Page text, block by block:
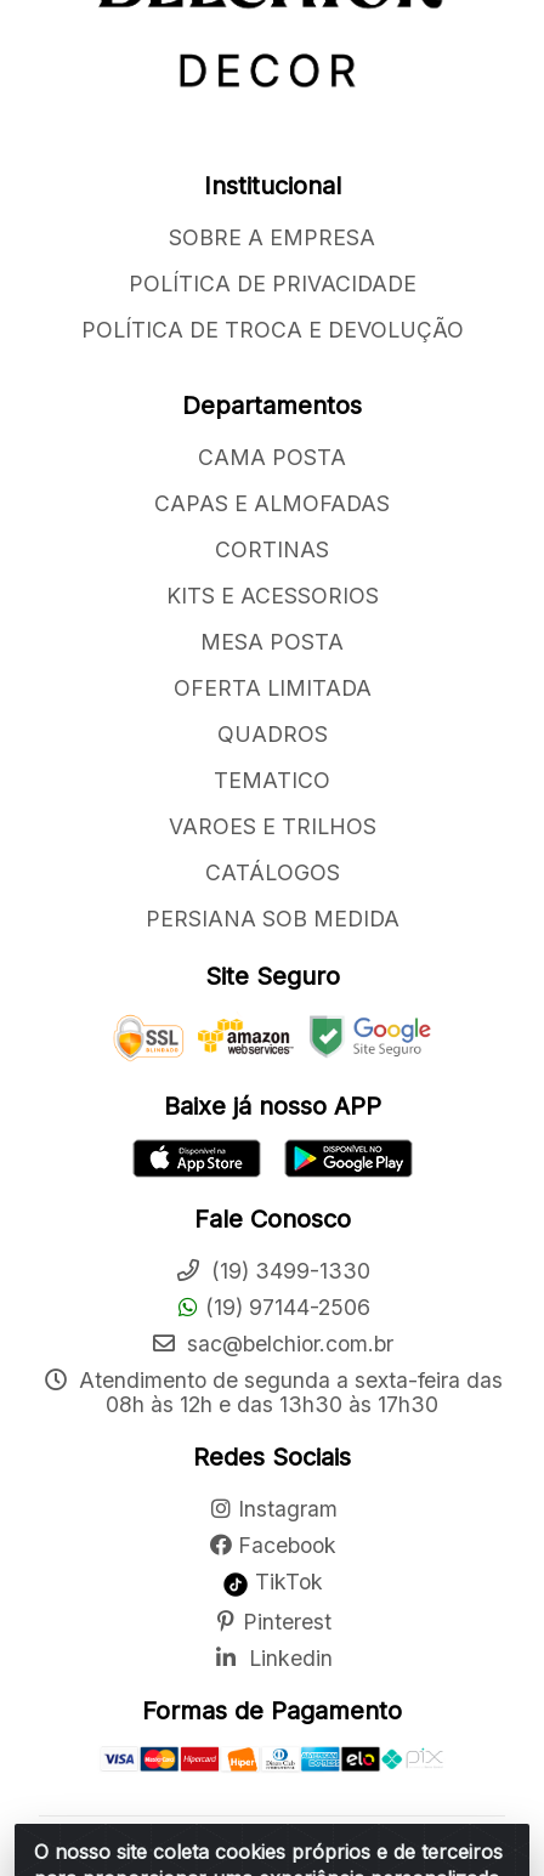
O nosso site coleta cookies próprios e de terceiros
Institucional
SOBRE A EMPRESA
POLÍTICA DE PRIVACIDADE
POLÍTICA DE TROCA E DEVOLUÇÃO
Departamentos
CAMA POSTA
CAPAS E ALMOFADAS
CORTINAS
KITS E ACESSORIOS
MESA POSTA
OFERTA LIMITADA
QUADROS
TEMATICO
VAROES E TRILHOS
CATÁLOGOS
PERSIANA SOB MEDIDA
Site Seguro
Baixe já nosso APP
Fale Conosco
(19) 3499-1330
(19) 97144-2506
sac@belchior.com.br
Atendimento de segunda a sexta-feira das
08h às 12h e das 13h30 às 17h30
Redes Sociais
Instagram
Facebook
TikTok
Pinterest
Linkedin
Formas de Pagamento
Belchior Cortinas e Acessórios LTDA - R: Rua